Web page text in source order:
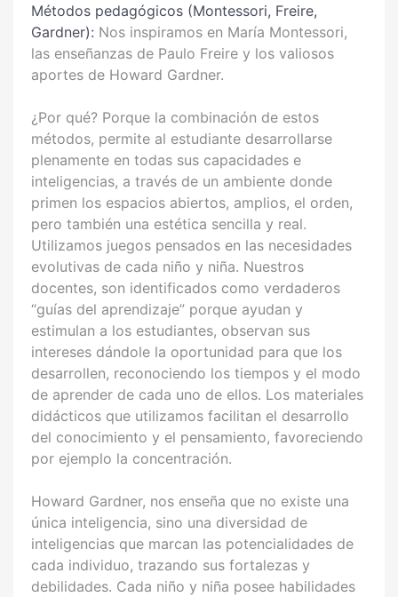
Métodos pedagógicos (Montessori, Freire,
Gardner): Nos inspiramos en María Montessori,
las enseñanzas de Paulo Freire y los valiosos
aportes de Howard Gardner.
¿Por qué? Porque la combinación de estos
métodos, permite al estudiante desarrollarse
plenamente en todas sus capacidades e
inteligencias, a través de un ambiente donde
primen los espacios abiertos, amplios, el orden,
pero también una estética sencilla y real.
Utilizamos juegos pensados en las necesidades
evolutivas de cada niño y niña. Nuestros
docentes, son identificados como verdaderos
“guías del aprendizaje” porque ayudan y
estimulan a los estudiantes, observan sus
intereses dándole la oportunidad para que los
desarrollen, reconociendo los tiempos y el modo
de aprender de cada uno de ellos. Los materiales
didácticos que utilizamos facilitan el desarrollo
del conocimiento y el pensamiento, favoreciendo
por ejemplo la concentración.
Howard Gardner, nos enseña que no existe una
única inteligencia, sino una diversidad de
inteligencias que marcan las potencialidades de
cada individuo, trazando sus fortalezas y
debilidades. Cada niño y niña posee habilidades